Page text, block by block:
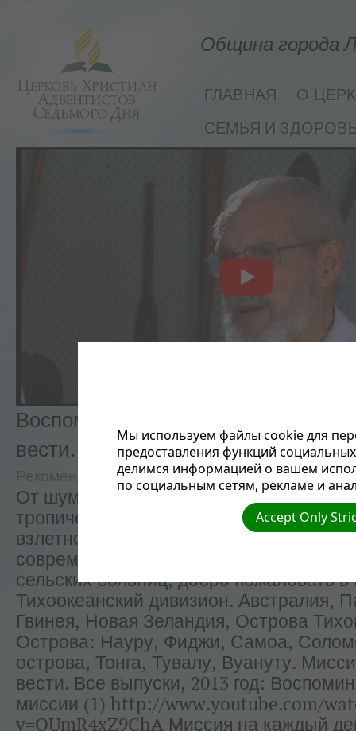
Община города
ГЛАВНАЯ
О
СЕМЬЯ И
Воспоминания о миссии (1).
вести.
РекомендуемыеНадежда Россия
От шумного порта в Сиднее, до
тропических лагун, от оживленных
взлетно-посадочных полос в джунглях,
современного медицинского
сельских больниц, добро пожаловать
Тихоокеанский дивизион. Австралия,
Гвинея, Новая Зеландия, Острова
Острова: Науру, Фиджи, Самоа,
острова, Тонга, Тувалу, Вуануту.
вести. Все выпуски, 2013 год:
миссии (1) http://www.youtube.com/
v=OUmR4xZ9ChA Миссия на каждый
Мы используем файлы cookie для
предоставления функций
делимся информацией о вашем
по социальным сетям, рекламе и
Accept Only